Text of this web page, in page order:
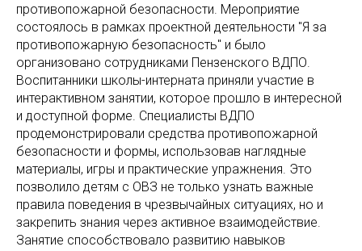
противопожарной безопасности. Мероприятие
состоялось в рамках проектной деятельности "Я за
противопожарную безопасность" и было
организовано сотрудниками Пензенского ВДПО.
Воспитанники школы-интерната приняли участие в
интерактивном занятии, которое прошло в интересной
и доступной форме. Специалисты ВДПО
продемонстрировали средства противопожарной
безопасности и формы, использовав наглядные
материалы, игры и практические упражнения. Это
позволило детям с ОВЗ не только узнать важные
правила поведения в чрезвычайных ситуациях, но и
закрепить знания через активное взаимодействие.
Занятие способствовало развитию навыков